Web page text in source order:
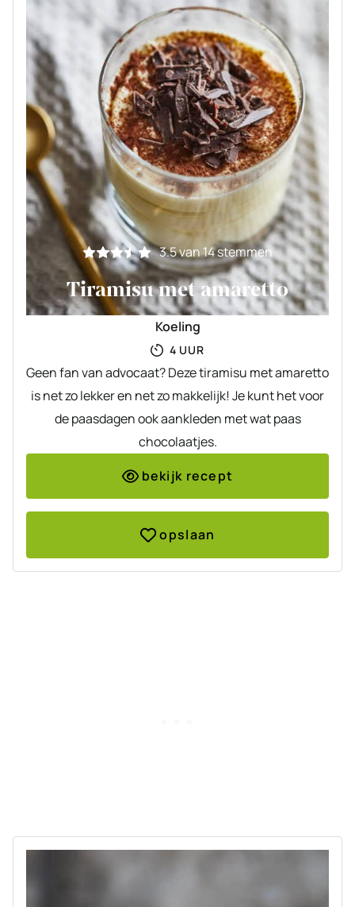
3.5van14stemmen
Tiramisu met amaretto
Koeling
4UUR
UUR
Geen fan van advocaat? Deze tiramisu met amaretto
is net zo lekker en net zo makkelijk! Je kunt het voor
de paasdagen ook aankleden met wat paas
chocolaatjes.
bekijk recept
opslaan